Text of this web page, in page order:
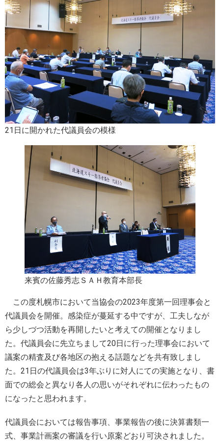
21日に開かれた代議員会の模様
来賓の佐藤秀志ＳＡＨ教育本部長
この度札幌市において当協会の2023年度第一回理事会と
代議員会を開催。感染症が蔓延する中ですが、工夫しなが
ら少しづつ活動を再開したいと考えての開催となりまし
た。代議員会に先立ちまして20日に行った理事会において
議案の精査及び各地区の抱える話題などを共有致しまし
た。21日の代議員会は3年ぶりに対人にての実施となり、書
面での総会と異なり各人の思いがそれぞれに伝わったもの
になったと思われます。
代議員会においては報告事項、事業報告の後に決算書類一
式、事業計画案の審議を行い原案どおり可決されました。